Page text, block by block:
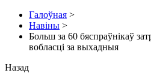
Галоўная >
Навіны >
Больш за 60 бяспраўнікаў
вобласці за выхадныя
Назад